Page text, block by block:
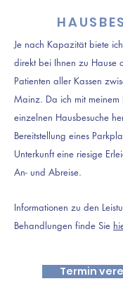
Je nach Kapazität biete
direkt bei Ihnen zu Hause
Patienten aller Kassen
Mainz. Da ich mit meinem
einzelnen Hausbesuche
Bereitstellung eines
Unterkunft eine riesige
An- und Abreise.
Informationen zu den
Behandlungen finde Sie
Termin